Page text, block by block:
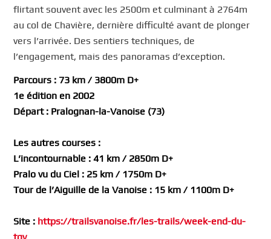
flirtant souvent avec les 2500m et culminant à 2764m
au col de Chavière, dernière difficulté avant de plonger
vers l’arrivée. Des sentiers techniques, de
l’engagement, mais des panoramas d’exception.
Parcours : 73 km / 3800m D+
1e édition en 2002
Départ : Pralognan-la-Vanoise (73)
Les autres courses :
L’incontournable : 41 km / 2850m D+
Pralo vu du Ciel : 25 km / 1750m D+
Tour de l’Aiguille de la Vanoise : 15 km / 1100m D+
Site : https://trailsvanoise.fr/les-trails/week-end-du-